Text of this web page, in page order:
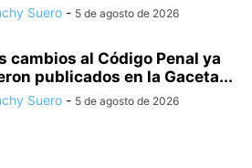
Suero - 5 de agosto de 2026
cambios al Código Penal ya
publicados en la Gaceta...
Suero - 5 de agosto de 2026